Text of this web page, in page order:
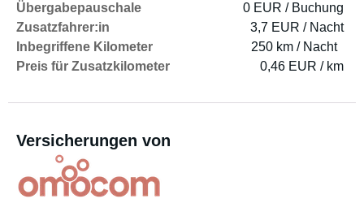
Übergabepauschale
0 EUR / Buchung
Zusatzfahrer:in
3,7 EUR / Nacht
Inbegriffene Kilometer
250 km / Nacht
Preis für Zusatzkilometer
0,46 EUR / km
Versicherungen von